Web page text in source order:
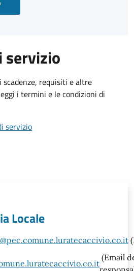
servizio
scadenze, requisiti e altre
i termini e le condizioni di
servizio
Locale
(Email